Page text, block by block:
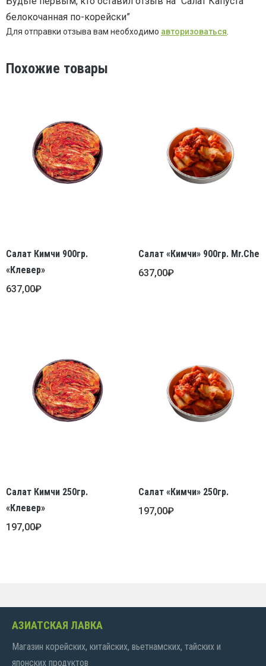
белокочанная по-корейски”
Для отправки отзыва вам необходимо авторизоваться
Похожие товары
Салат Кимчи 900гр.
«Клевер»
637,00₽
Салат «Кимчи» 900гр. Mr.Che
637,00₽
Салат Кимчи 250гр.
«Клевер»
197,00₽
Салат «Кимчи» 250гр.
197,00₽
АЗИАТСКАЯ ЛАВКА
Магазин корейских, китайских, вьетнамских, тайских и
японских продуктов